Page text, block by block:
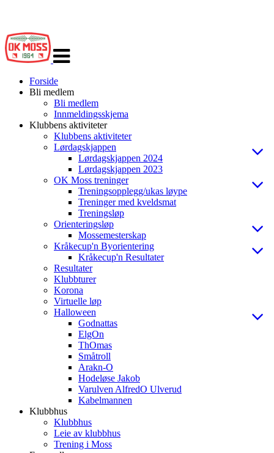
navigasjon
Forside
Bli medlem
Bli medlem
Innmeldingsskjema
Klubbens aktiviteter
Klubbens aktiviteter
Lørdagskjappen
Lørdagskjappen 2024
Lørdagskjappen 2023
OK Moss treninger
Treningsopplegg/ukas løype
Treninger med kveldsmat
Treningsløp
Orienteringsløp
Mossemesterskap
Kråkecup'n Byorientering
Kråkecup'n Resultater
Resultater
Klubbturer
Korona
Virtuelle løp
Halloween
Godnattas
ElgOn
ThOmas
Småtroll
Arakn-O
Hodeløse Jakob
Varulven AlfredO Ulverud
Kabelmannen
Klubbhus
Klubbhus
Leie av klubbhus
Trening i Moss